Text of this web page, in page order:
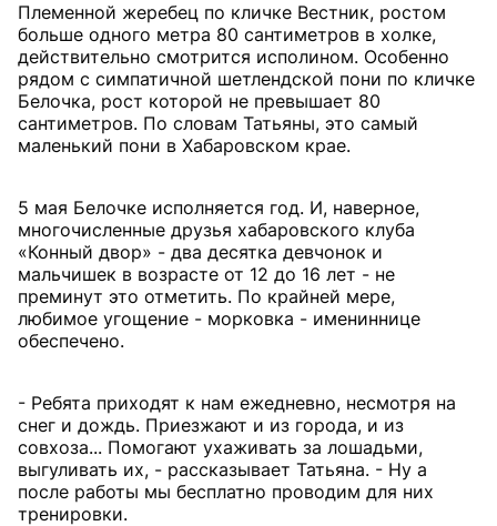
Племенной жеребец по кличке Вестник, ростом
больше одного метра 80 сантиметров в холке,
действительно смотрится исполином. Особенно
рядом с симпатичной шетлендской пони по кличке
Белочка, рост которой не превышает 80
сантиметров. По словам Татьяны, это самый
маленький пони в Хабаровском крае.
5 мая Белочке исполняется год. И, наверное,
многочисленные друзья хабаровского клуба
«Конный двор» - два десятка девчонок и
мальчишек в возрасте от 12 до 16 лет - не
преминут это отметить. По крайней мере,
любимое угощение - морковка - имениннице
обеспечено.
- Ребята приходят к нам ежедневно, несмотря на
снег и дождь. Приезжают и из города, и из
совхоза... Помогают ухаживать за лошадьми,
выгуливать их, - рассказывает Татьяна. - Ну а
после работы мы бесплатно проводим для них
тренировки.